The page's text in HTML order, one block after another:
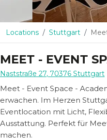
Locations Stuttgart
MEET - EVENT
Naststraße 27, 70376 Stuttgart
Meet - Event Space -
erwachen. Im Herzen
Eventlocation mit Licht,
Ausstattung. Perfekt für
machen.